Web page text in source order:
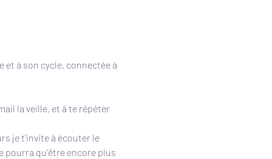
à son cycle, connectée à
la veille, et à te répéter
je t'invite à écouter le
pourra qu'être encore plus